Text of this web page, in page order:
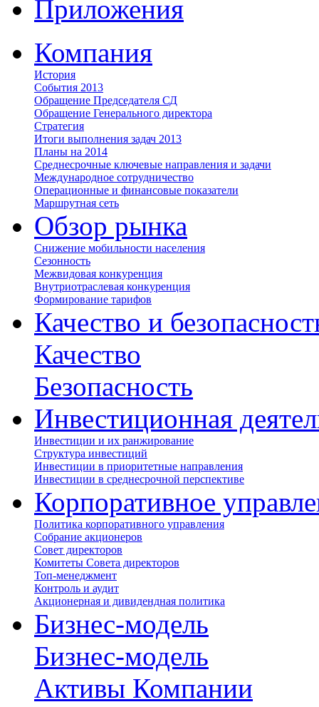
Приложения
Компания
История
События 2013
Обращение Председателя СД
Обращение Генерального директора
Стратегия
Итоги выполнения задач 2013
Планы на 2014
Среднесрочные ключевые направления и задачи
Международное сотрудничество
Операционные и финансовые показатели
Маршрутная сеть
Обзор рынка
Снижение мобильности населения
Сезонность
Межвидовая конкуренция
Внутриотраслевая конкуренция
Формирование тарифов
Качество и
Качество
Безопасность
Инвестиционная
Инвестиции и их ранжирование
Структура инвестиций
Инвестиции в приоритетные направления
Инвестиции в среднесрочной перспективе
Корпоративное
Политика корпоративного управления
Собрание акционеров
Совет директоров
Комитеты Совета директоров
Топ-менеджмент
Контроль и аудит
Акционерная и дивидендная политика
Бизнес-модель
Бизнес-модель
Активы Компании